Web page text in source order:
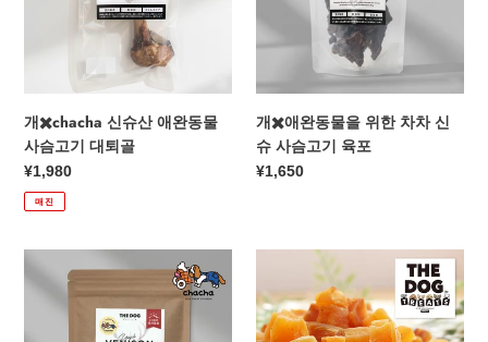
사
슴
고
대
골
개✖️chacha 신슈산 애완동물
사슴고기 대퇴골
정
가
¥1,980
매진
차
차
신
고
육
포
개✖️애완동물을 위한 차차 신
슈 사슴고기 육포
정
¥1,650
✖️
낵
팩